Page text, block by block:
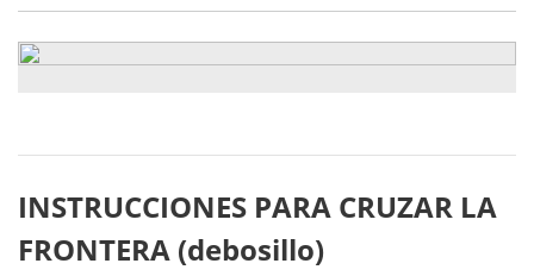
INSTRUCCIONES PARA CRUZAR LA
FRONTERA (debosillo)